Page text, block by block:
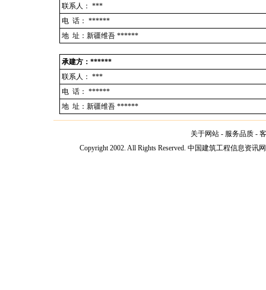
联系人： ***
电 话： ******
地 址：新疆维吾 ******
承建方：******
联系人： ***
电 话： ******
地 址：新疆维吾 ******
关于网站 - 服务品质 -
Copyright 2002. All Rights Reserved. 中国建筑工程信息资讯